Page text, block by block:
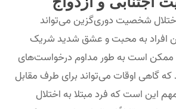
اختلال شخصیت دوری‌گزین می‌تواند
افراد به محبت و عشق شدید شریک
و ممکن است به طور مداوم درخواست‌های
گاهی اوقات می‌تواند برای طرف مقابل
این است که فرد مبتلا به اختلال